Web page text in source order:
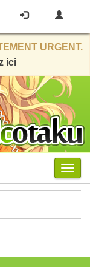
URGENT.
ici
Menu